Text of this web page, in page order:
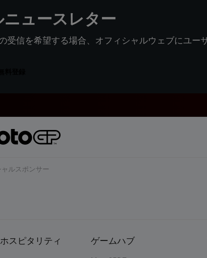
ュースレター
受信を希望する場合、オフィシャルウェブにユー
ャルスポンサー
スピタリティ ゲームハブ